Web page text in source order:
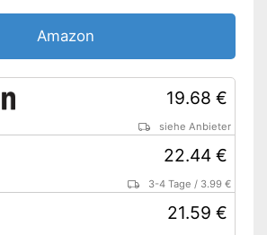
Amazon
19.68 €
siehe Anbieter
22.44 €
3-4 Tage / 3.99 €
21.59 €